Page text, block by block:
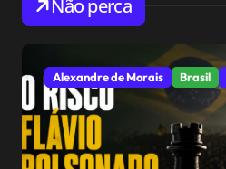
Não perca
Alexandre de Morais Brasil